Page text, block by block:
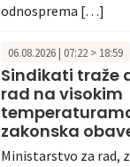
odnosprema […]
06.08.2026 | 07:22 > 18:59
Sindikati traže
rad na visokim
zakonska
Ministarstvo za rad,